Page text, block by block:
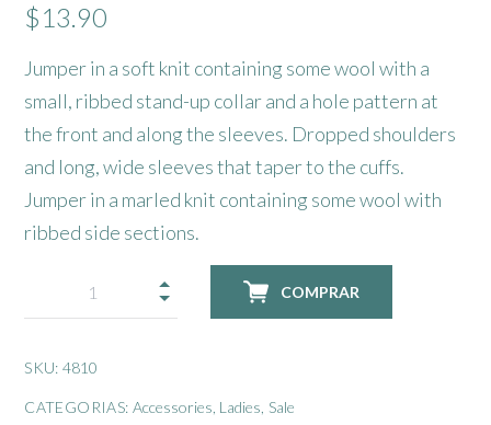
$13.90
Jumper in a soft knit containing some wool with a
small, ribbed stand-up collar and a hole pattern at
the front and along the sleeves. Dropped shoulders
and long, wide sleeves that taper to the cuffs.
Jumper in a marled knit containing some wool with
ribbed side sections.
COMPRAR
SKU:4810
CATEGORIAS: Accessories Ladies Sale